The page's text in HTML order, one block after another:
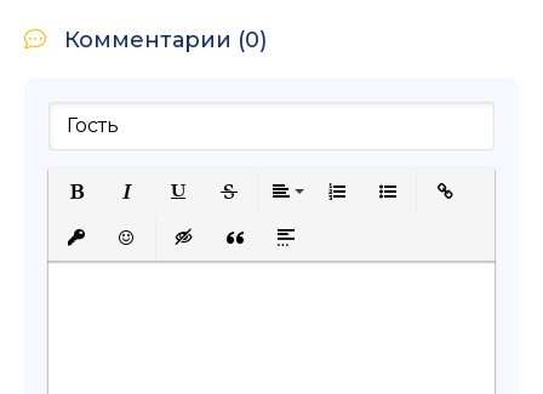
Комментарии (0)
Подчеркнутый
Вставить защищенную ссылку
Вставить смайлик
Вставка скрытого текста
Вставка цитаты
Вставка спойлера